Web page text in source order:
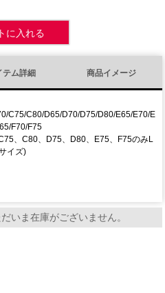
に入れる
テム詳細 商品イメージ
C75/C80/D65/D70/D75/D80/E65/E70/E
F70/F75
、C80、D75、D80、E75、F75のみL
イズ)
いま在庫がございません。